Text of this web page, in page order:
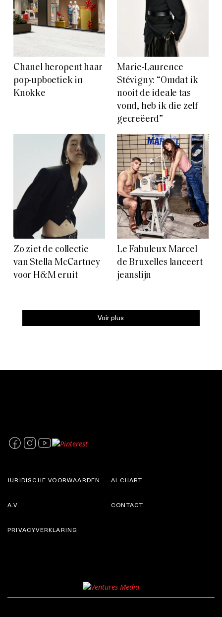
Chanel heropent haar
pop-upboetiek in
Knokke
Marie-Laurence
Stévigny: “Omdat ik
nooit de ideale tas
vond, heb ik die zelf
gecreëerd”
Zo ziet de collectie
van Stella McCartney
voor H&M eruit
Le Fabuleux Marcel
de Bruxelles lanceert
jeanslijn
Voir plus
JURIDISCHE VOORWAARDEN
A.V.
AI CHART
CONTACT
PRIVACYVERKLARING